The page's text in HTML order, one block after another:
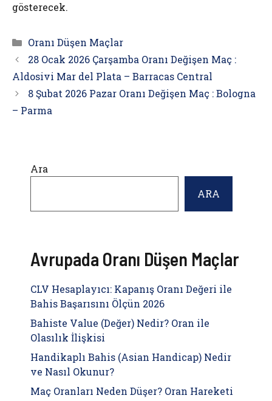
gösterecek.
Kategoriler
Oranı Düşen Maçlar
28 Ocak 2026 Çarşamba Oranı Değişen Maç :
Aldosivi Mar del Plata – Barracas Central
8 Şubat 2026 Pazar Oranı Değişen Maç : Bologna
– Parma
Ara
ARA
Avrupada Oranı Düşen Maçlar
CLV Hesaplayıcı: Kapanış Oranı Değeri ile
Bahis Başarısını Ölçün 2026
Bahiste Value (Değer) Nedir? Oran ile
Olasılık İlişkisi
Handikaplı Bahis (Asian Handicap) Nedir
ve Nasıl Okunur?
Maç Oranları Neden Düşer? Oran Hareketi